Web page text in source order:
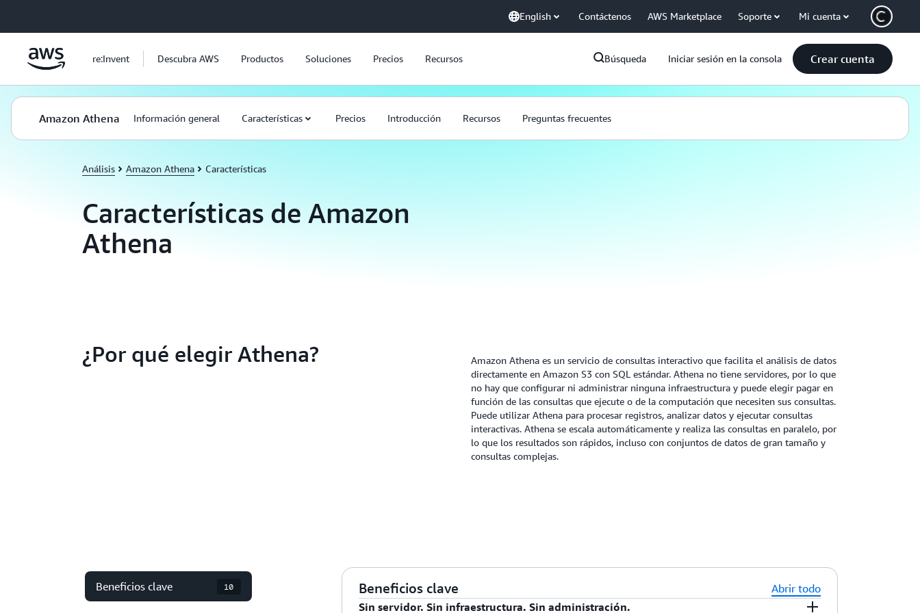
English Contáctenos AWS Marketplace Soporte Mi cuenta
re:Invent Descubra AWS Productos Soluciones Precios Recursos Búsqueda Iniciar sesión en la consola Crear cuenta
Amazon Athena Información general Características Precios Introducción Recursos Preguntas frecuentes
Análisis Amazon Athena Características
Características de Amazon
Athena
¿Por qué elegir Athena?
Amazon Athena es un servicio de consultas interactivo que facilita el análisis de datos
directamente en Amazon S3 con SQL estándar. Athena no tiene servidores, por lo que
no hay que configurar ni administrar ninguna infraestructura y puede elegir pagar en
función de las consultas que ejecute o de la computación que necesiten sus consultas.
Puede utilizar Athena para procesar registros, analizar datos y ejecutar consultas
interactivas. Athena se escala automáticamente y realiza las consultas en paralelo, por
lo que los resultados son rápidos, incluso con conjuntos de datos de gran tamaño y
consultas complejas.
Beneficios clave 10 Beneficios clave
Abrir todo
Sin servidor. Sin infraestructura. Sin administración.